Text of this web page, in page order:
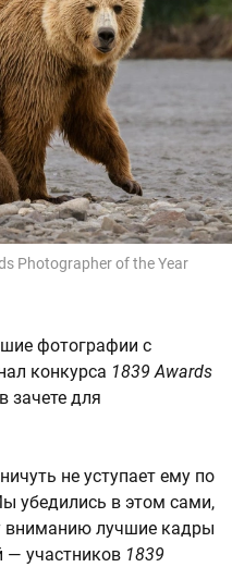
Photographer of the Year
фотографии с
конкурса 1839 Awards
в зачете для
ничуть не уступает ему по
убедились в этом сами,
вниманию лучшие кадры
— участников 1839